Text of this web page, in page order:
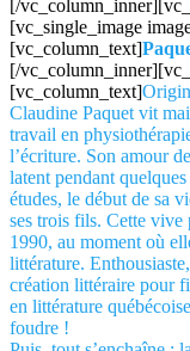
[/
[vc_single_image
[vc_column_text]
[/
[vc_column_text]
Claudine Paquet vit
travail en
l’écriture. Son amour
latent pendant
études, le début de sa
ses trois fils. Cette vive
1990, au moment où
littérature.
création littéraire pour
en littérature
foudre !